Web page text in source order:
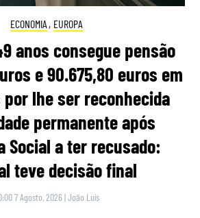
ECONOMIA , EUROPA
anos consegue pensão
e 90.675,80 euros em
lhe ser reconhecida
permanente após
Social a ter recusado:
teve decisão final
7 Agosto, 2026 |João Luís